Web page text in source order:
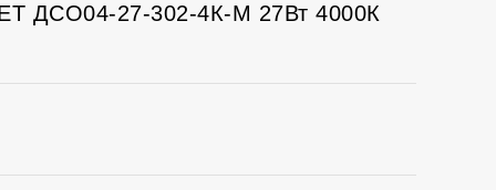
ДСО04-27-302-4К-М 27Вт 4000К